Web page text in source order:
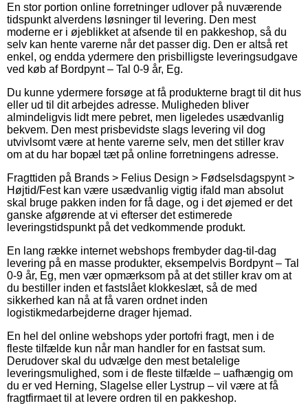
En stor portion online forretninger udlover på nuværende
tidspunkt alverdens løsninger til levering. Den mest
moderne er i øjeblikket at afsende til en pakkeshop, så du
selv kan hente varerne når det passer dig. Den er altså ret
enkel, og endda ydermere den prisbilligste leveringsudgave
ved køb af Bordpynt – Tal 0-9 år, Eg.
Du kunne ydermere forsøge at få produkterne bragt til dit hus
eller ud til dit arbejdes adresse. Muligheden bliver
almindeligvis lidt mere pebret, men ligeledes usædvanlig
bekvem. Den mest prisbevidste slags levering vil dog
utvivlsomt være at hente varerne selv, men det stiller krav
om at du har bopæl tæt på online forretningens adresse.
Fragttiden på Brands > Felius Design > Fødselsdagspynt >
Højtid/Fest kan være usædvanlig vigtig ifald man absolut
skal bruge pakken inden for få dage, og i det øjemed er det
ganske afgørende at vi efterser det estimerede
leveringstidspunkt på det vedkommende produkt.
En lang række internet webshops frembyder dag-til-dag
levering på en masse produkter, eksempelvis Bordpynt – Tal
0-9 år, Eg, men vær opmærksom på at det stiller krav om at
du bestiller inden et fastslået klokkeslæt, så de med
sikkerhed kan nå at få varen ordnet inden
logistikmedarbejderne drager hjemad.
En hel del online webshops yder portofri fragt, men i de
fleste tilfælde kun når man handler for en fastsat sum.
Derudover skal du udvælge den mest betalelige
leveringsmulighed, som i de fleste tilfælde – uafhængig om
du er ved Herning, Slagelse eller Lystrup – vil være at få
fragtfirmaet til at levere ordren til en pakkeshop.